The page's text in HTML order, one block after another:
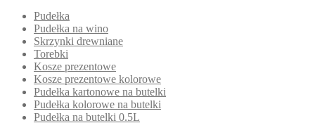
Pudełka
Pudełka na wino
Skrzynki drewniane
Torebki
Kosze prezentowe
Kosze prezentowe kolorowe
Pudełka kartonowe na butelki
Pudełka kolorowe na butelki
Pudełka na butelki 0.5L